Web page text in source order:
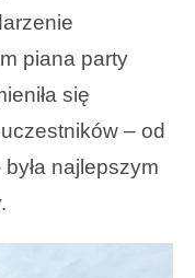
piana party
się
– od
najlepszym